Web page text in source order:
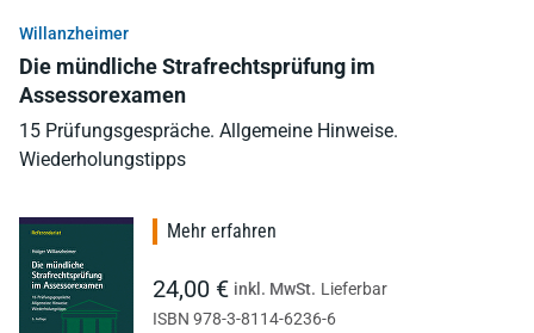
Willanzheimer
Die mündliche Strafrechtsprüfung im
Assessorexamen
15 Prüfungsgespräche. Allgemeine Hinweise.
Wiederholungstipps
Mehr erfahren
24,00 € inkl. MwSt. Lieferbar
ISBN 978-3-8114-6236-6